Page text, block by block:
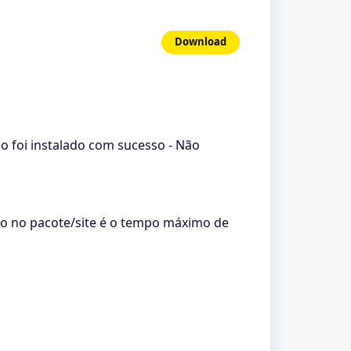
Download
foi instalado com sucesso - Não
no pacote/site é o tempo máximo de